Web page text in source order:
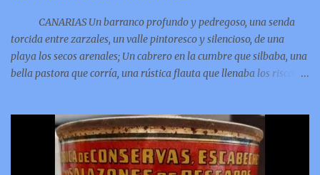
CANARIAS Un barranco profundo y pedregoso, una senda
torcida entre zarzales, un valle pintoresco y silencioso, de una
playa los secos arenales; Un cabrero en la cumbre que silbaba, una
bella pastora que corría, una rústica flauta que llenaba los riscos y